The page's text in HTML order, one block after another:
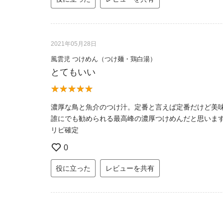
2021年05月28日
風雲児 つけめん（つけ麺・鶏白湯）
とてもいい
濃厚な鳥と魚介のつけ汁。定番と言えば定番だけど美
誰にでも勧められる最高峰の濃厚つけめんだと思いま
リピ確定
0
役に立った レビューを共有